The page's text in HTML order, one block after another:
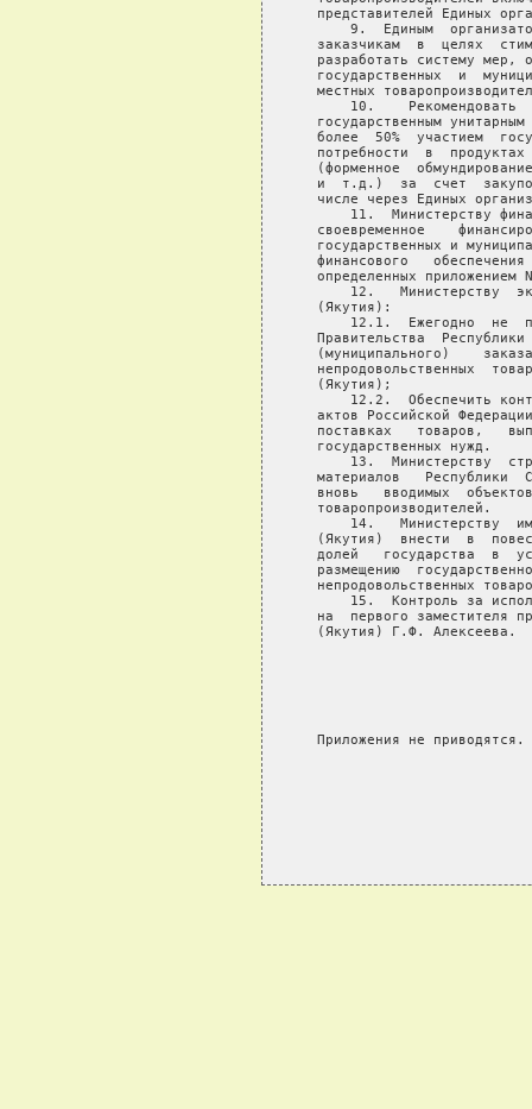
представителей Единых
9.  Единым
заказчикам  в  целях
разработать систему мер,
государственных  и
местных
10.    Рекомендовать
государственным
более  50%  участием
потребности  в
(форменное
и  т.д.)  за  счет
числе через Единых
11.  Министерству
своевременное
государственных и
финансового
определенных приложением
12.   Министерству
   (Якутия):
12.1.  Ежегодно  не
Правительства
(муниципального)
непродовольственных
   (Якутия);
12.2.  Обеспечить
актов Российской
поставках   товаров,
   государственных нужд.
13.  Министерству
материалов   Республики
вновь   вводимых
   товаропроизводителей.
14.   Министерству
(Якутия)  внести  в
долей   государства  в
размещению
непродовольственных
15.  Контроль за
на  первого заместителя
   (Якутия) Г.Ф. Алексеева.
   Приложения не приводятся.